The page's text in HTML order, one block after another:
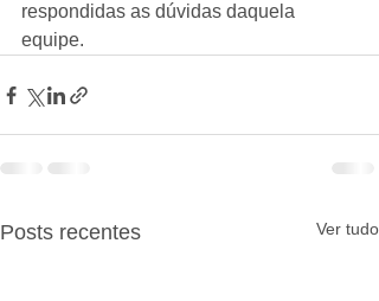
respondidas as dúvidas daquela
equipe.
Posts recentes Ver tudo